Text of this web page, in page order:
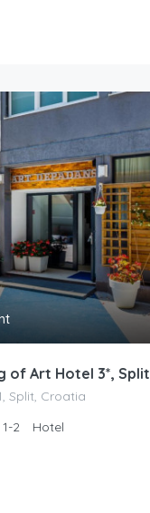
of Art Hotel 3*, Split
Split, Croatia
1-2 Hotel